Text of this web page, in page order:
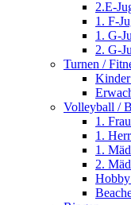
2.E-
1. F-
1. G-
2. G-
Turnen /
Kinder
Volleyball /
1.
1.
1.
2.